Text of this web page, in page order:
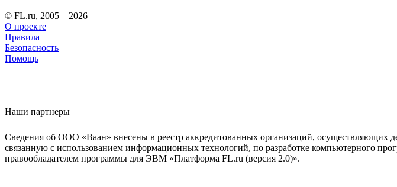
© FL.ru, 2005 – 2026
О проекте
Правила
Безопасность
Помощь
Наши партнеры
Сведения об ООО «Ваан» внесены в реестр аккредитованных организаций, осуществляющих
связанную с использованием информационных технологий, по разработке компьютерного
правообладателем программы для ЭВМ «Платформа FL.ru (версия 2.0)».